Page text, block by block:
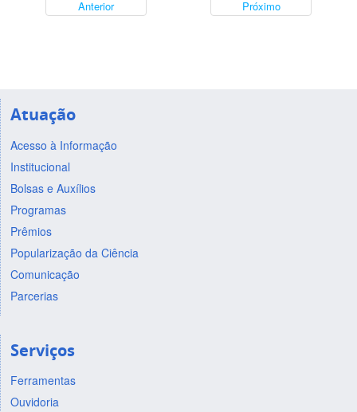
Anterior Próximo
Atuação
Acesso à Informação
Institucional
Bolsas e Auxílios
Programas
Prêmios
Popularização da Ciência
Comunicação
Parcerias
Serviços
Ferramentas
Ouvidoria